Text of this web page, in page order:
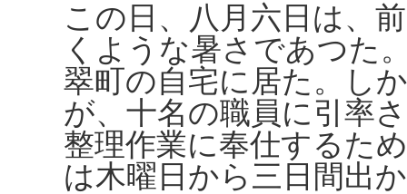
この日、八月六日は、
くような暑さであつた
翠町の自宅に居た。し
が、十名の職員に引率
整理作業に奉仕するた
は木曜日から三日間出